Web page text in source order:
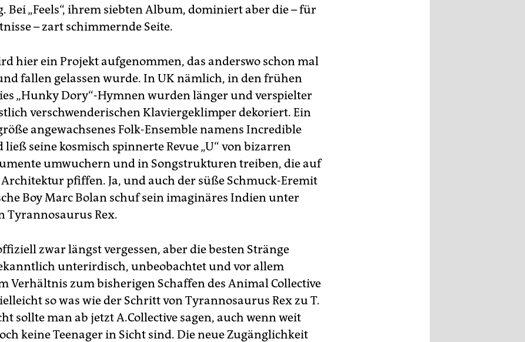
Bei „Feels“, ihrem siebten Album, dominiert aber die – für
– zart schimmernde Seite.
hier ein Projekt aufgenommen, das anderswo schon mal
fallen gelassen wurde. In UK nämlich, in den frühen
„Hunky Dory“-Hymnen wurden länger und verspielter
verschwenderischen Klaviergeklimper dekoriert. Ein
angewachsenes Folk-Ensemble namens Incredible
ließ seine kosmisch spinnerte Revue „U“ von bizarren
umwuchern und in Songstrukturen treiben, die auf
pfiffen. Ja, und auch der süße Schmuck-Eremit
Boy Marc Bolan schuf sein imaginäres Indien unter
Tyrannosaurus Rex.
zwar längst vergessen, aber die besten Stränge
unterirdisch, unbeobachtet und vor allem
Verhältnis zum bisherigen Schaffen des Animal Collective
so was wie der Schritt von Tyrannosaurus Rex zu T.
sollte man ab jetzt A.Collective sagen, auch wenn weit
keine Teenager in Sicht sind. Die neue Zugänglichkeit